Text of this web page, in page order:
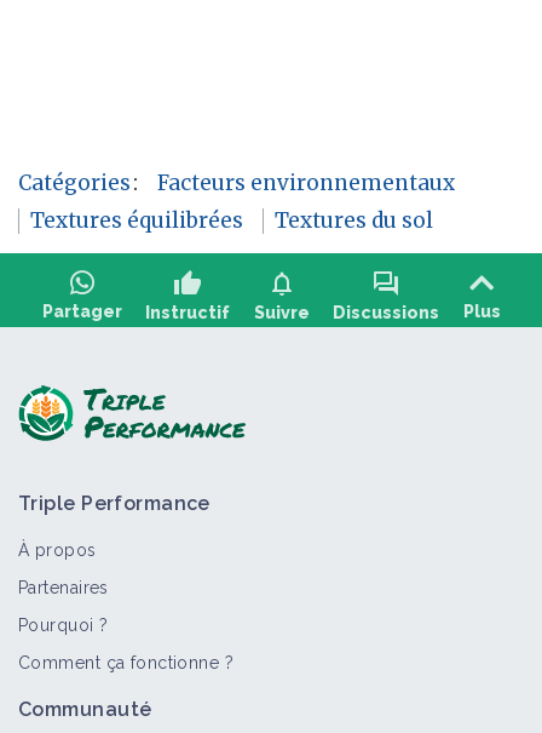
Catégories:
Facteurs environnementaux
Textures équilibrées
Textures du sol
Partager
thumb_up
Instructif
notifications
Suivre
forum
Discussions Plus
Triple Performance
À propos
Partenaires
Pourquoi ?
Comment ça fonctionne ?
Communauté